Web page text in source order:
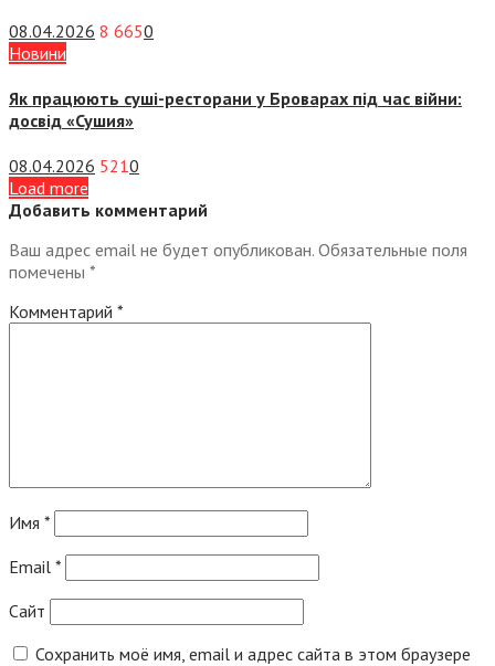
08.04.2026 8 6650
Новини
Як працюють суші-ресторани у Броварах під час війни:
досвід «Сушия»
08.04.2026 5210
Load more
Добавить комментарий
Ваш адрес email не будет опубликован. Обязательные поля
помечены *
Комментарий *
Имя *
Email *
Сайт
Сохранить моё имя, email и адрес сайта в этом браузере